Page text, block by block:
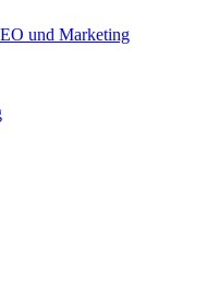
und Marketing